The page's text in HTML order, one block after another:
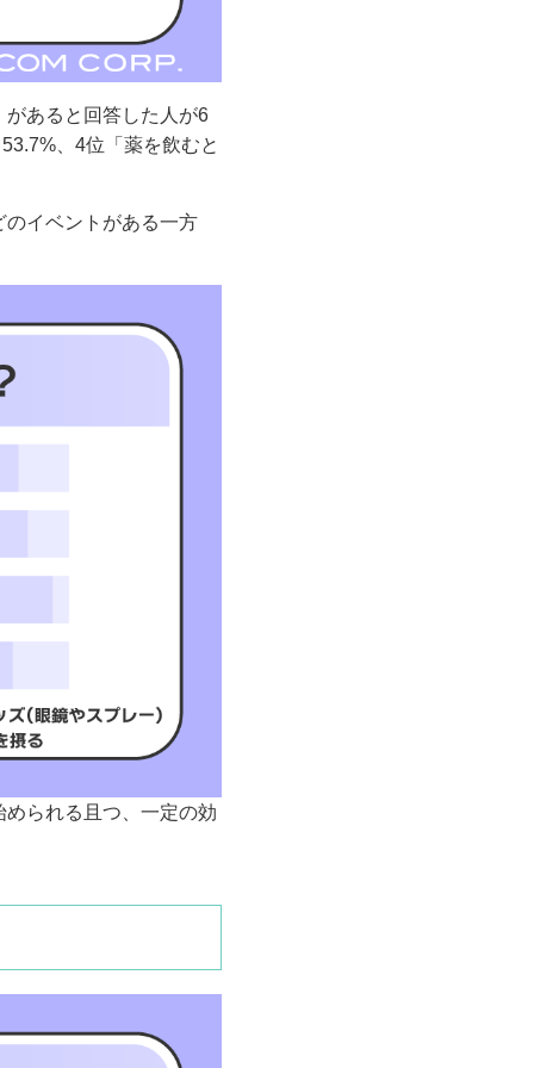
あると回答した人が6
、4位「薬を飲むと
イベントがある一方
られる且つ、一定の効